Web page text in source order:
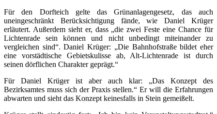
Für den Dorfteich gelte das Grünanlagengesetz, das auch
uneingeschränkt Berücksichtigung fände, wie Daniel Krüger
erläutert. Außerdem sieht er, dass „die zwei Feste eine Chance für
Lichtenrade sein können und nicht unbedingt miteinander zu
vergleichen sind“. Daniel Krüger: „Die Bahnhofstraße bildet eher
eine vorstädtische Gebietskulisse ab, Alt-Lichtenrade ist durch
seinen dörflichen Charakter geprägt.“
Für Daniel Krüger ist aber auch klar: „Das Konzept des
Bezirksamtes muss sich der Praxis stellen.“ Er will die Erfahrungen
abwarten und sieht das Konzept keinesfalls in Stein gemeißelt.